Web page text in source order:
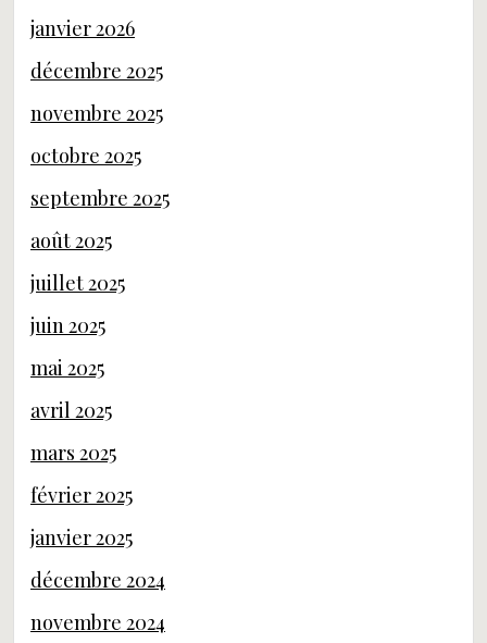
janvier 2026
décembre 2025
novembre 2025
octobre 2025
septembre 2025
août 2025
juillet 2025
juin 2025
mai 2025
avril 2025
mars 2025
février 2025
janvier 2025
décembre 2024
novembre 2024